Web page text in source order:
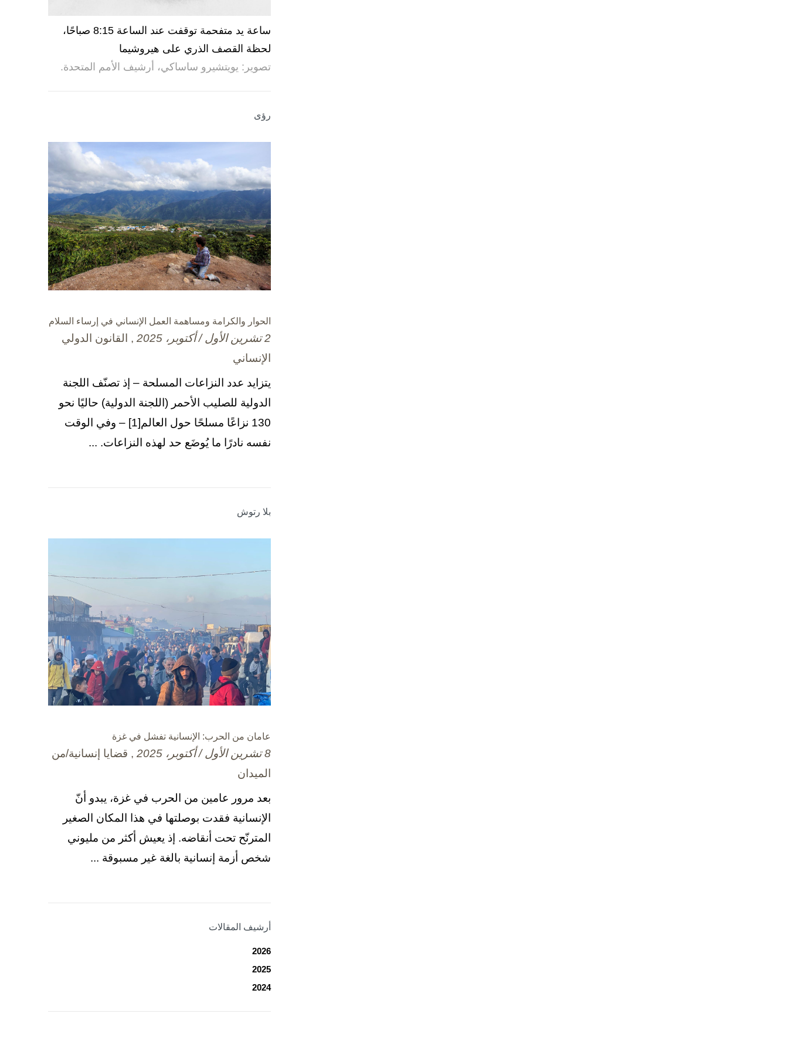
ساعة يد متفحمة توقفت عند الساعة 8:15 صباحًا،
لحظة القصف الذري على هيروشيما
تصوير: يويتشيرو ساساكي، أرشيف الأمم المتحدة.
رؤى
الحوار والكرامة ومساهمة العمل الإنساني في إرساء السلام
2 تشرين الأول / أكتوبر، 2025
, القانون الدولي
الإنساني
يتزايد عدد النزاعات المسلحة – إذ تصنّف اللجنة
الدولية للصليب الأحمر (اللجنة الدولية) حاليًا نحو
130 نزاعًا مسلحًا حول العالم[1] – وفي الوقت
نفسه نادرًا ما يُوضَع حد لهذه النزاعات. ...
بلا رتوش
عامان من الحرب: الإنسانية تفشل في غزة
8 تشرين الأول / أكتوبر، 2025
, قضايا إنسانية/من
الميدان
بعد مرور عامين من الحرب في غزة، يبدو أنّ
الإنسانية فقدت بوصلتها في هذا المكان الصغير
المترنّح تحت أنقاضه. إذ يعيش أكثر من مليوني
شخص أزمة إنسانية بالغة غير مسبوقة ...
أرشيف المقالات
2026
2025
2024